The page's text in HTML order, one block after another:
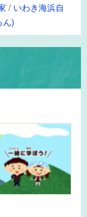
/ いわき海浜自
ん)